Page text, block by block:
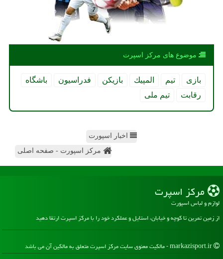
موضوع های مركز اسپرت
بازی تیم المپیك بازیكن فدراسیون
باشگاه
رقابت
تیم ملی
اخبار اسپورت
مرکز اسپورت - صفحه اصلی
مركز اسپرت
لوازم و لباس اسپورت
از زمین تمرین تا کوچه و خیابان، استایل و عملکرد خود را با مرکز اسپرت ارتقا دهید